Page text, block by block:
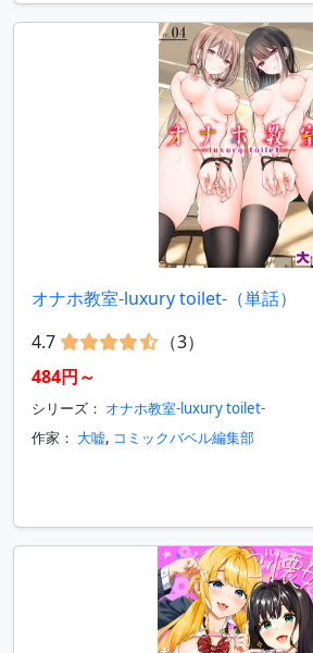
オナホ教室-luxury toilet-（単話）
4.7
（3）
484円～
シリーズ： オナホ教室-luxury toilet-
作家： 大嘘, コミックバベル編集部